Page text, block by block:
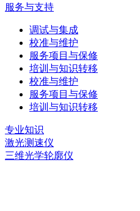
服务与支持
调试与集成
校准与维护
服务项目与保修
培训与知识转移
校准与维护
服务项目与保修
培训与知识转移
专业知识
激光测速仪
三维光学轮廓仪